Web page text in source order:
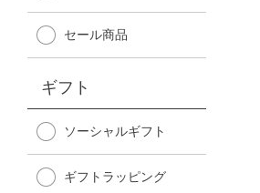
Afternoon Tea TEAROOM
ハンディファン
日傘
セール商品
ギフト
ソーシャルギフト
ギフトラッピング